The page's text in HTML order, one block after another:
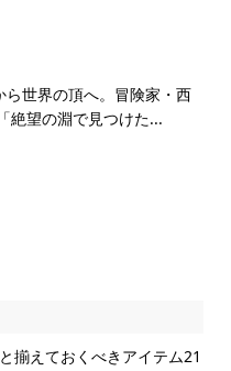
ら世界の頂へ。冒険家・西
絶望の淵で見つけた...
揃えておくべきアイテム21